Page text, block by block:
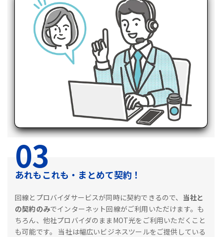
03
あれもこれも・まとめて契約！
回線とプロバイダサービスが同時に契約できるので、 当社と
の契約のみでインターネット回線がご利用いただけます。も
ちろん、他社プロバイダのままMOT光をご利用いただくこと
も可能です。
当社は幅広いビジネスツールをご提供している